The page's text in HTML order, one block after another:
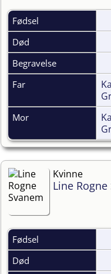
Fødsel
Død
Begravelse
Far
Mor
Kvinne
Line Rogne
Fødsel
Død